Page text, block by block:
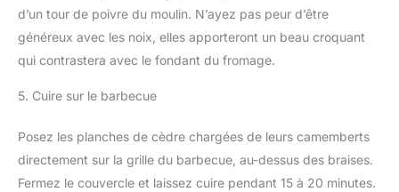
d’un tour de poivre du moulin. N’ayez pas peur d’être
généreux avec les noix, elles apporteront un beau croquant
qui contrastera avec le fondant du fromage.
5. Cuire sur le barbecue
Posez les planches de cèdre chargées de leurs camemberts
directement sur la grille du barbecue, au-dessus des braises.
Fermez le couvercle et laissez cuire pendant 15 à 20 minutes.